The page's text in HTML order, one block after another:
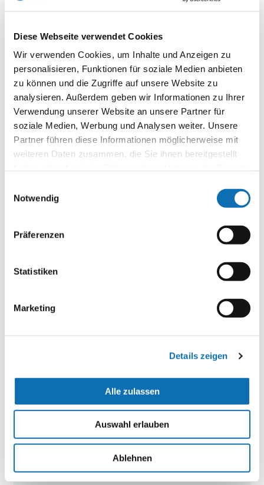
Diese Webseite verwendet Cookies
Wir verwenden Cookies, um Inhalte und Anzeigen zu
personalisieren, Funktionen für soziale Medien anbieten
zu können und die Zugriffe auf unsere Website zu
analysieren. Außerdem geben wir Informationen zu Ihrer
Verwendung unserer Website an unsere Partner für
soziale Medien, Werbung und Analysen weiter. Unsere
Partner führen diese Informationen möglicherweise mit
weiteren Daten zusammen, die Sie ihnen bereitgestellt
Notwendig
Präferenzen
Statistiken
Marketing
Details zeigen
Alle zulassen
Auswahl erlauben
Ablehnen
müssen erfüllt sein?
Wie soll ein Projekt aufgebaut sein?
Gibt es eine Mindestzuwendungssume?
Was ist staatliche Beihilfe und was
Das Projekt wurde als Beihilfe eingestuft.
Was bedeutet das für die Förderung?
Transformationspotenzials“?
Was bedeuten „Mainstreaming“ und
„Umsetzungsorientierung“?